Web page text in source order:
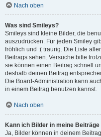
Nach oben
Was sind Smileys?
Smileys sind kleine Bilder, die
auszudrücken. Für jeden Smiley
fröhlich und :( traurig. Die Liste
Beitrags sehen. Versuche bitte
sie können einen Beitrag schnell
deshalb deinen Beitrag
Die Board-Administration kann
in einem Beitrag benutzen kannst.
Nach oben
Kann ich Bilder in meine Beiträge
Ja, Bilder können in deinem